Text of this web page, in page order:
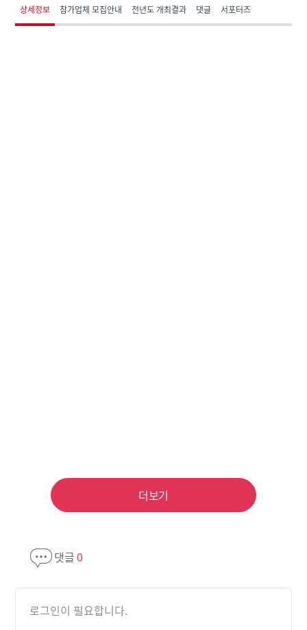
상세정보 참가업체 모집안내 전년도 개최결과 댓글 서포터즈
더보기
댓글0
로그인이 필요합니다.